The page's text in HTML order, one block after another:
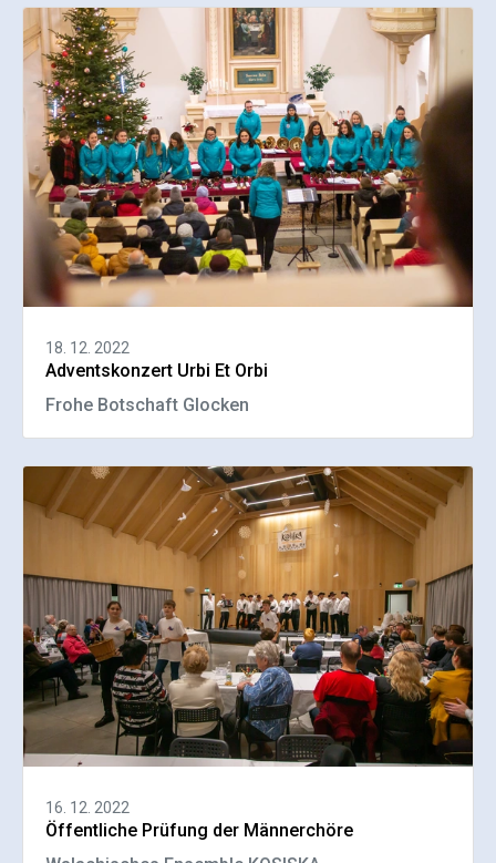
18. 12. 2022
Adventskonzert Urbi Et Orbi
Frohe Botschaft Glocken
16. 12. 2022
Öffentliche Prüfung der Männerchöre